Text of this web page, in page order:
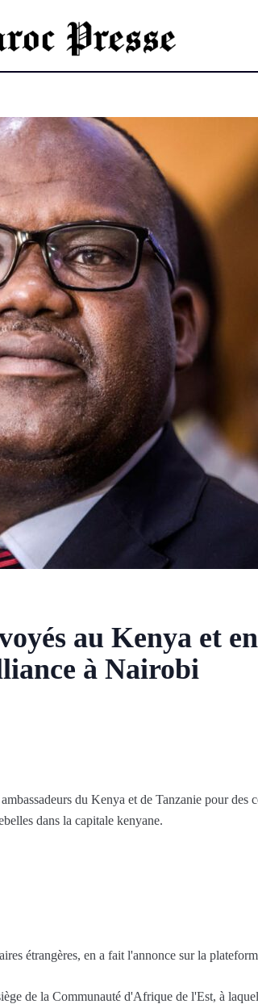
au Kenya et
à Nairobi
du Kenya et de Tanzanie pour des
dans la capitale kenyane.
étrangères, en a fait l'annonce sur la
de la Communauté d'Afrique de l'Est, à